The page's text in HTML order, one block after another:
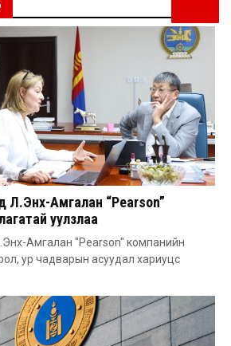
Л.Энх-Амгалан “Pearson”
уулзлаа
Амгалан "Pearson" компанийн
ур чадварын асуудал хариуцс